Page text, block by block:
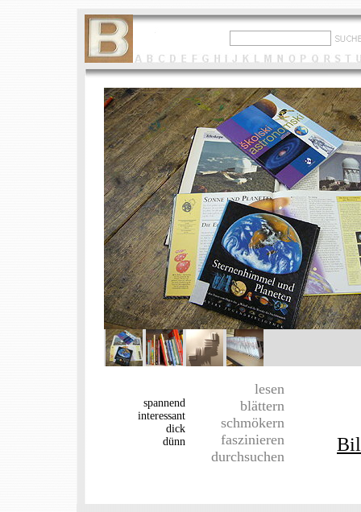
spannend
interessant
dick
dünn
lesen
blättern
schmökern
faszinieren
durchsuchen